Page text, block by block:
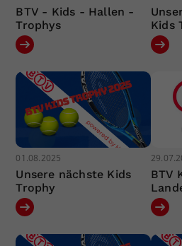
BTV - Kids - Hallen -
Trophys
Kids
01.08.2025
Unsere nächste Kids
Trophy
BTV